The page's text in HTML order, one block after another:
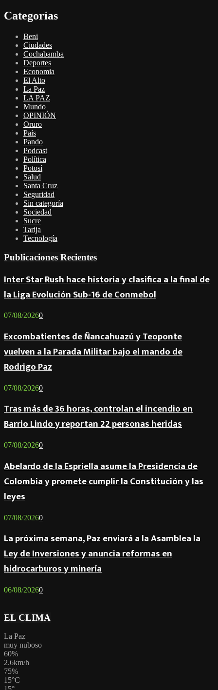
Categorías
Beni
Ciudades
Cochabamba
Deportes
Economia
El Alto
La Paz
LA PAZ
Mundo
OPINIÓN
Oruro
País
Pando
Podcast
Política
Potosí
Salud
Santa Cruz
Seguridad
Sin categoría
Sociedad
Sucre
Tarija
Tecnología
Publicaciones Recientes
Inter Star Rush hace historia y clasifica a la final de
la Liga Evolución Sub-16 de Conmebol
07/08/20260
Excombatientes de Ñancahuazú y Teoponte
vuelven a la Parada Militar bajo el mando de
Rodrigo Paz
07/08/20260
Tras más de 36 horas, controlan el incendio en
Barrio Lindo y reportan 22 personas heridas
07/08/20260
Abelardo de la Espriella asume la Presidencia de
Colombia y promete cumplir la Constitución y las
leyes
07/08/20260
La próxima semana, Paz enviará a la Asamblea la
Ley de Inversiones y anuncia reformas en
hidrocarburos y minería
06/08/20260
EL CLIMA
La Paz
muy nuboso
60%
2.6km/h
75%
15°C